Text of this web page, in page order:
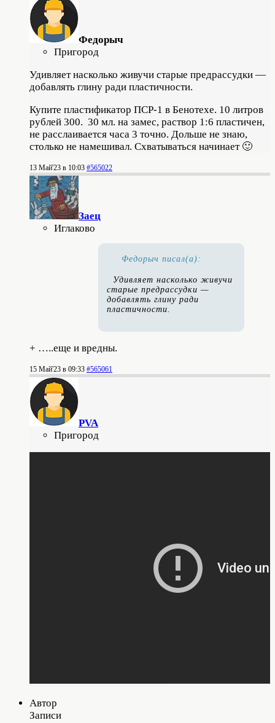
Федорыч
Пригород
Удивляет насколько живучи старые предрассудки —
добавлять глину ради пластичности.
Купите пластификатор ПСР-1 в Бенотехе. 10 литров
рублей 300. 30 мл. на замес, раствор 1:6 пластичен,
не расслаивается часа 3 точно. Дольше не знаю,
столько не намешивал. Схватываться начинает 🙂
13 Май'23 в 10:03 #565022
Заец
Иглаково
Федорыч писал(а):
Удивляет насколько живучи
старые предрассудки —
добавлять глину ради
пластичности.
+ …..еще и вредны.
15 Май'23 в 09:33 #565061
PVA
Пригород
Автор
Записи